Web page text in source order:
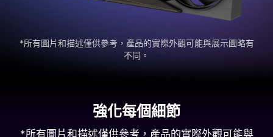
*所有圖片和描述僅供參考，產品的實際外觀可能與展示圖略有
不同。
強化每個細節
*所有圖片和描述僅供參考，產品的實際外觀可能與